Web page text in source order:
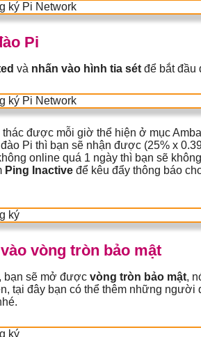
Pi
và nhấn vào hình tia sét để bắt đầu
được mỗi giờ thể hiện ở mục
Pi thì bạn sẽ nhận được (25% x
online quá 1 ngày thì bạn sẽ
Ping Inactive để kêu đẩy thông báo
vòng tròn bảo mật
bạn sẽ mở được vòng tròn bảo mật,
tại đây bạn có thể thêm những người